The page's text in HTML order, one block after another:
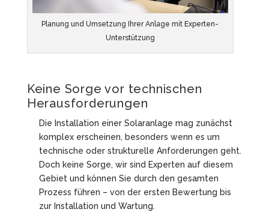
Planung und Umsetzung Ihrer Anlage mit Experten-
Unterstützung
Keine Sorge vor technischen
Herausforderungen
Die Installation einer Solaranlage mag zunächst
komplex erscheinen, besonders wenn es um
technische oder strukturelle Anforderungen geht.
Doch keine Sorge, wir sind Experten auf diesem
Gebiet und können Sie durch den gesamten
Prozess führen – von der ersten Bewertung bis
zur Installation und Wartung.